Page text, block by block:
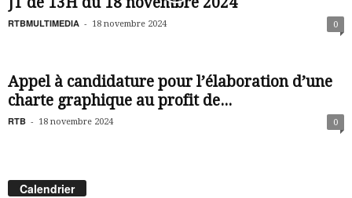
RTBMULTIMEDIA - 18 novembre 2024 0
Appel à candidature pour l’élaboration d’une
charte graphique au profit de...
RTB - 18 novembre 2024 0
Calendrier